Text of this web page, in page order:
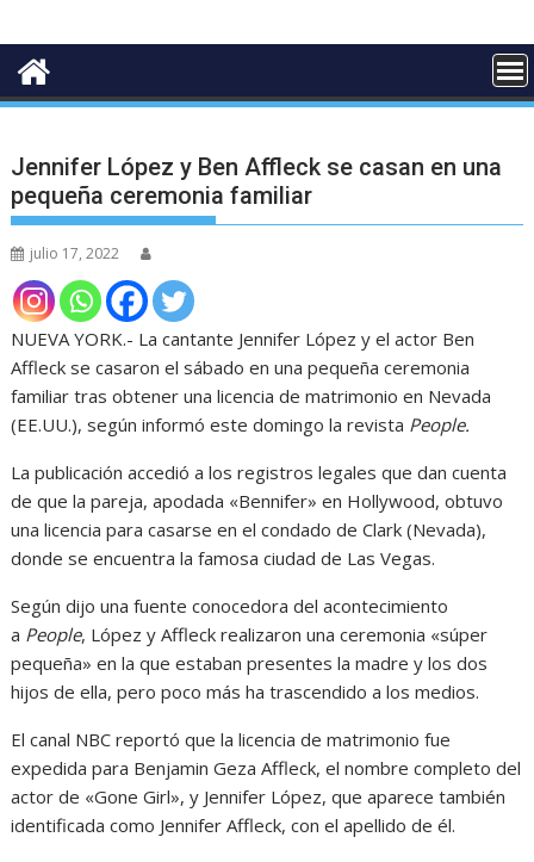
Jennifer López y Ben Affleck se casan en una
pequeña ceremonia familiar
julio 17, 2022
NUEVA YORK.- La cantante Jennifer López y el actor Ben
Affleck se casaron el sábado en una pequeña ceremonia
familiar tras obtener una licencia de matrimonio en Nevada
(EE.UU.), según informó este domingo la revista People.
La publicación accedió a los registros legales que dan cuenta
de que la pareja, apodada «Bennifer» en Hollywood, obtuvo
una licencia para casarse en el condado de Clark (Nevada),
donde se encuentra la famosa ciudad de Las Vegas.
Según dijo una fuente conocedora del acontecimiento
a People, López y Affleck realizaron una ceremonia «súper
pequeña» en la que estaban presentes la madre y los dos
hijos de ella, pero poco más ha trascendido a los medios.
El canal NBC reportó que la licencia de matrimonio fue
expedida para Benjamin Geza Affleck, el nombre completo del
actor de «Gone Girl», y Jennifer López, que aparece también
identificada como Jennifer Affleck, con el apellido de él.